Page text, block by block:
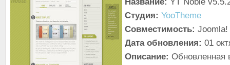
Студия: YooTheme
Совместимость:
Дата обновления: 01
Описание: Обновленная